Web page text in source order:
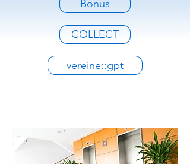
Bonus
COLLECT
vereine::gpt